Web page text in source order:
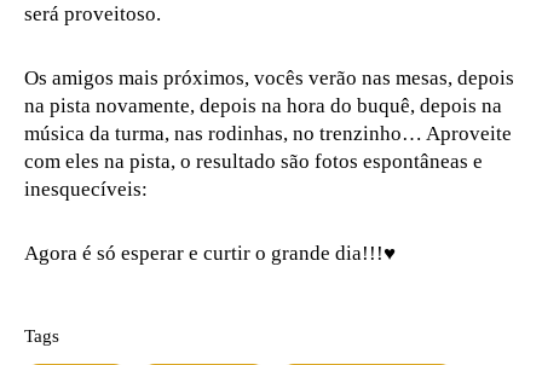
será proveitoso.
Os amigos mais próximos, vocês verão nas mesas, depois
na pista novamente, depois na hora do buquê, depois na
música da turma, nas rodinhas, no trenzinho… Aproveite
com eles na pista, o resultado são fotos espontâneas e
inesquecíveis:
Agora é só esperar e curtir o grande dia!!!♥
Tags